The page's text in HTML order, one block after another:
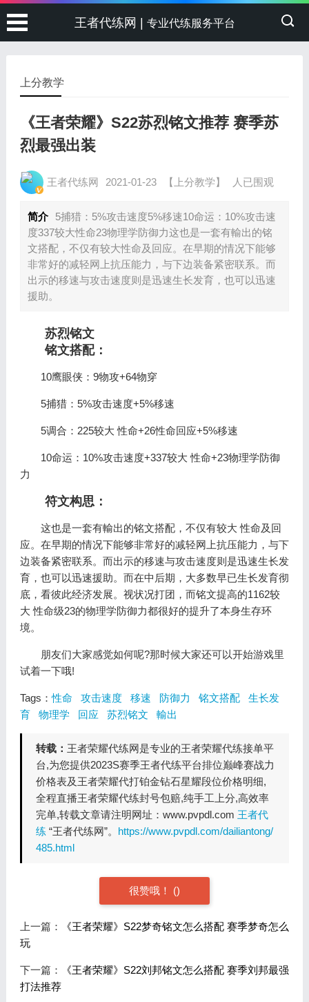
王者代练网 | 专业代练服务平台
上分教学
《王者荣耀》S22苏烈铭文推荐 赛季苏
烈最强出装
王者代练网 2021-01-23 【上分教学】 人已围观
简介
5捕猎：5%攻击速度5%移速10命运：10%攻击速
度337较大性命23物理学防御力这也是一套有輸出的铭
文搭配，不仅有较大性命及回应。在早期的情况下能够
非常好的减轻网上抗压能力，与下边装备紧密联系。而
出示的移速与攻击速度则是迅速生长发育，也可以迅速
援助。
苏烈铭文
铭文搭配：
10鹰眼侠：9物攻+64物穿
5捕猎：5%攻击速度+5%移速
5调合：225较大 性命+26性命回应+5%移速
10命运：10%攻击速度+337较大 性命+23物理学防御
力
符文构思：
这也是一套有輸出的铭文搭配，不仅有较大 性命及回
应。在早期的情况下能够非常好的减轻网上抗压能力，与下
边装备紧密联系。而出示的移速与攻击速度则是迅速生长发
育，也可以迅速援助。而在中后期，大多数早已生长发育彻
底，看彼此经济发展。视状况打团，而铭文提高的1162较
大 性命级23的物理学防御力都很好的提升了本身生存环
境。
朋友们大家感觉如何呢?那时候大家还可以开始游戏里
试着一下哦!
Tags：性命 攻击速度 移速 防御力 铭文搭配
生长发
育
物理学 回应 苏烈铭文 輸出
转载： 王者荣耀代练网是专业的王者荣耀代练接单平
台,为您提供2023S赛季王者代练平台排位巅峰赛战力
价格表及王者荣耀代打铂金钻石星耀段位价格明细,
全程直播王者荣耀代练封号包赔,纯手工上分,高效率
完单,转载文章请注明网址：www.pvpdl.com 王者代
练 “王者代练网”。 https://www.pvpdl.com/dailiantong/
485.html
很赞哦！ ()
上一篇：
《王者荣耀》S22梦奇铭文怎么搭配 赛季梦奇怎么
玩
下一篇：
《王者荣耀》S22刘邦铭文怎么搭配 赛季刘邦最强
打法推荐